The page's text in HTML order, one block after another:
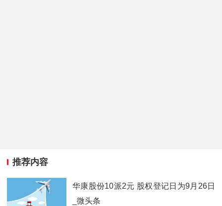
推荐内容
华康股份10派2元 股权登记日为9月26日
_微头条